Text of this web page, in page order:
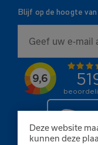
Deze website
kunnen deze
Blijf op de hoogte